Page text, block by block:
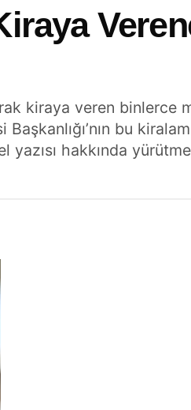
kiraya veren binlerce
bu
hakkında